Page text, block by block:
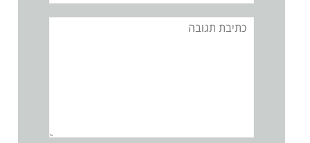
תגובה